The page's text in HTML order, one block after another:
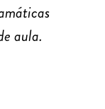
aula.